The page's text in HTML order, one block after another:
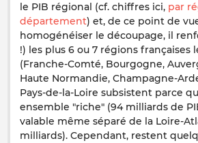
le PIB régional (cf. chiffres ici, par
département) et, de ce point de
homogénéiser le découpage, il
!) les plus 6 ou 7 régions françaises
(Franche-Comté, Bourgogne,
Haute Normandie, Champagne-
Pays-de-la-Loire subsistent parce
ensemble "riche" (94 milliards de
valable même séparé de la Loire-
milliards). Cependant, restent